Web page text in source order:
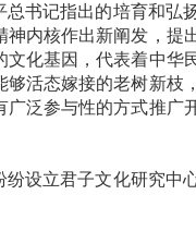
书记指出的培育和弘
内核作出新阐发，提
化基因，代表着中华
活态嫁接的老树新枝
泛参与性的方式推广
设立君子文化研究中